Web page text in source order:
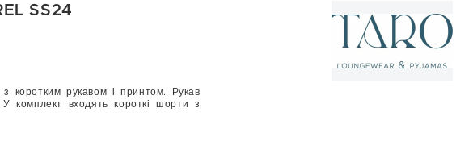
SS24
коротким рукавом і принтом. Рукав
комплект входять короткі шорти з